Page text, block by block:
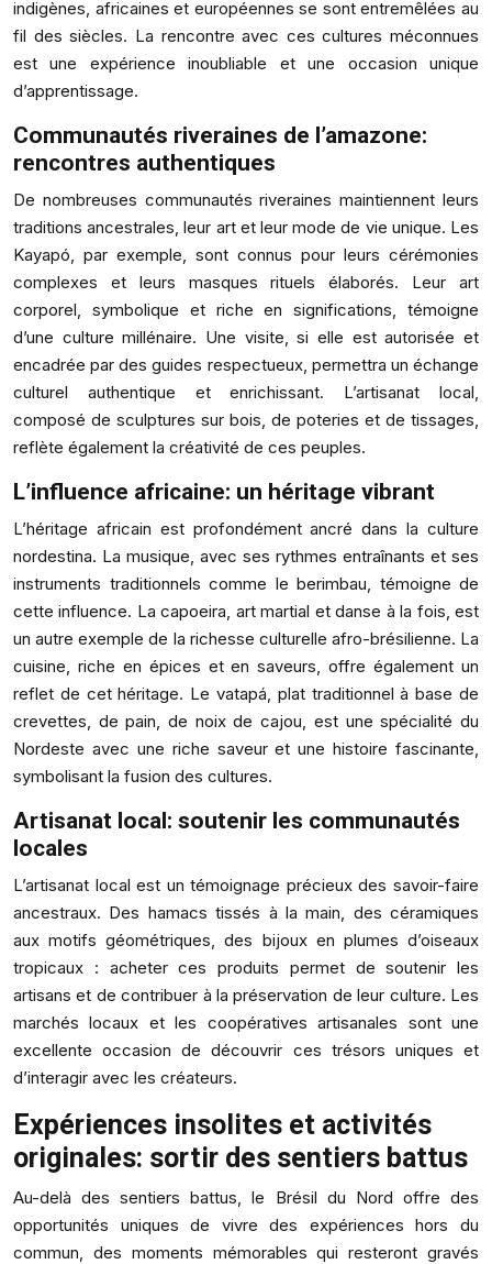
indigènes, africaines et européennes se sont entremêlées au
fil des siècles. La rencontre avec ces cultures méconnues
est une expérience inoubliable et une occasion unique
d’apprentissage.
Communautés riveraines de l’amazone:
rencontres authentiques
De nombreuses communautés riveraines maintiennent leurs
traditions ancestrales, leur art et leur mode de vie unique. Les
Kayapó, par exemple, sont connus pour leurs cérémonies
complexes et leurs masques rituels élaborés. Leur art
corporel, symbolique et riche en significations, témoigne
d’une culture millénaire. Une visite, si elle est autorisée et
encadrée par des guides respectueux, permettra un échange
culturel authentique et enrichissant. L’artisanat local,
composé de sculptures sur bois, de poteries et de tissages,
reflète également la créativité de ces peuples.
L’influence africaine: un héritage vibrant
L’héritage africain est profondément ancré dans la culture
nordestina. La musique, avec ses rythmes entraînants et ses
instruments traditionnels comme le berimbau, témoigne de
cette influence. La capoeira, art martial et danse à la fois, est
un autre exemple de la richesse culturelle afro-brésilienne. La
cuisine, riche en épices et en saveurs, offre également un
reflet de cet héritage. Le vatapá, plat traditionnel à base de
crevettes, de pain, de noix de cajou, est une spécialité du
Nordeste avec une riche saveur et une histoire fascinante,
symbolisant la fusion des cultures.
Artisanat local: soutenir les communautés
locales
L’artisanat local est un témoignage précieux des savoir-faire
ancestraux. Des hamacs tissés à la main, des céramiques
aux motifs géométriques, des bijoux en plumes d’oiseaux
tropicaux : acheter ces produits permet de soutenir les
artisans et de contribuer à la préservation de leur culture. Les
marchés locaux et les coopératives artisanales sont une
excellente occasion de découvrir ces trésors uniques et
d’interagir avec les créateurs.
Expériences insolites et activités
originales: sortir des sentiers battus
Au-delà des sentiers battus, le Brésil du Nord offre des
opportunités uniques de vivre des expériences hors du
commun, des moments mémorables qui resteront gravés